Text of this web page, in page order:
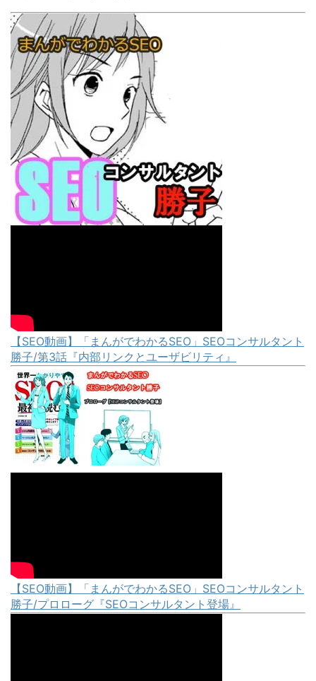
【SEO動画】「まんがでわかるSEO」SEOコンサルタント
勝子/第3話『内部リンクとユーザビリティ』
【SEO動画】「まんがでわかるSEO」SEOコンサルタント
勝子/プロローグ『SEOコンサルタント登場』